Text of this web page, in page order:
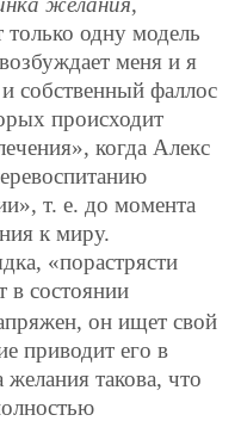
одну модель
меня и я
собственный фаллос
происходит
когда Алекс
т. е. до момента
к миру.
«порастрясти
в состоянии
он ищет свой
приводит его в
такова, что